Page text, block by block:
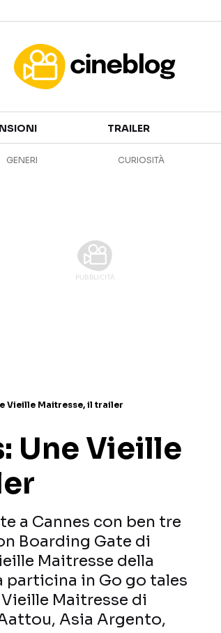
CANALI STREAMING
TRAILER
GENERI CURIOSITÀ
Vieille Maitresse, il trailer
Une Vieille
a Cannes con ben tre
Boarding Gate di
Maitresse della
particina in Go go tales
Maitresse di
Asia Argento,